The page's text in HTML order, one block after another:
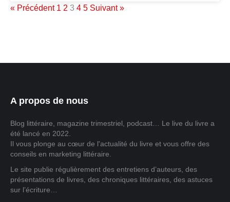
« Précédent 1 2 3 4 5 Suivant »
A propos de nous
Blog littéraire, magazine trimestriel, podcast… Le live du livre a
été lancé en 2022.
Il vous plonge au cœur de l'actualité du livre et vous offre des
conseils en marketing littéraire.
Le site publie régulièrement des entretiens d’auteurs, des
présentations de livres, des chroniques littéraires, des astuces
sur l’écriture…